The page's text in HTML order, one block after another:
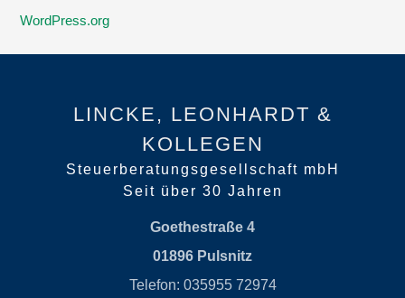
WordPress.org
LINCKE, LEONHARDT &
KOLLEGEN
Steuerberatungsgesellschaft mbH
Seit über 30 Jahren
Goethestraße 4
01896 Pulsnitz
Telefon: 035955 72974